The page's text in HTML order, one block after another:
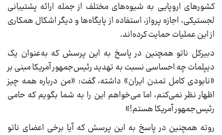
کشورهای اروپایی به شیوه‌های مختلف از جمله ارائه پشتیبانی
لجستیکی، اجازه پرواز، استفاده از پایگاه‌ها و دیگر اشکال همکاری
از این عملیات حمایت کرده‌اند.
دبیرکل ناتو همچنین در پاسخ به این پرسش که به‌عنوان یک
دیپلمات چه احساسی نسبت به تهدید رئیس‌جمهور آمریکا مبنی بر
«نابودی کامل تمدن ایران» داشته، گفت: «من درباره همه چیز
اظهار نظر نمی‌کنم، اما می‌خواهم این را به شما بگویم که حامی
رئیس‌جمهور آمریکا هستم!»
روته همچنین در پاسخ به این پرسش که آیا برخی اعضای ناتو